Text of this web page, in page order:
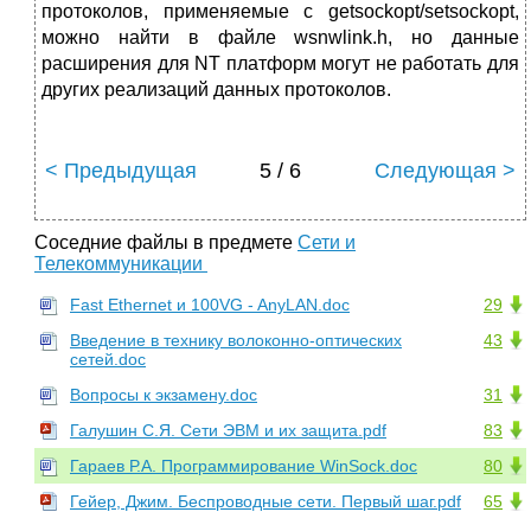
протоколов, применяемые с getsockopt/setsockopt,
можно найти в файле wsnwlink.h, но данные
расширения для NT платформ могут не работать для
других реализаций данных протоколов.
< Предыдущая 5 / 6 Следующая >
Соседние файлы в предмете Сети и
Телекоммуникации
29
Fast Ethernet и 100VG - AnyLAN.doc
43
Введение в технику волоконно-оптических
сетей.doc
31
Вопросы к экзамену.doc
83
Галушин С.Я. Сети ЭВМ и их защита.pdf
80
Гараев Р.А. Программирование WinSock.doc
65
Гейер, Джим. Беспроводные сети. Первый шаг.pdf